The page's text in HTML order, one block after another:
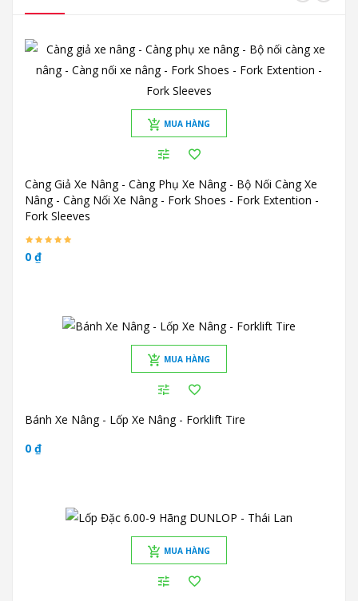
MUA HÀNG
Càng Giả Xe Nâng - Càng Phụ Xe Nâng - Bộ Nối Càng Xe
Nâng - Càng Nối Xe Nâng - Fork Shoes - Fork Extention -
Fork Sleeves
0 ₫
MUA HÀNG
Bánh Xe Nâng - Lốp Xe Nâng - Forklift Tire
0 ₫
MUA HÀNG